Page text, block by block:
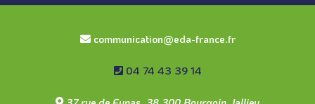
communication@eda-france.fr
04 74 43 39 14